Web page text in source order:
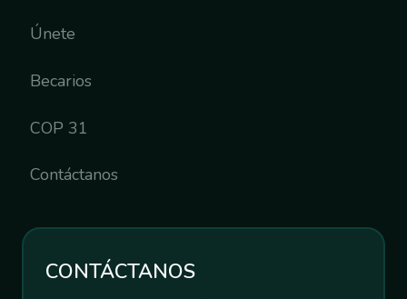
Únete
Becarios
COP 31
Contáctanos
CONTÁCTANOS